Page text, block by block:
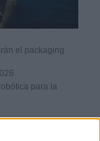
el packaging
para la